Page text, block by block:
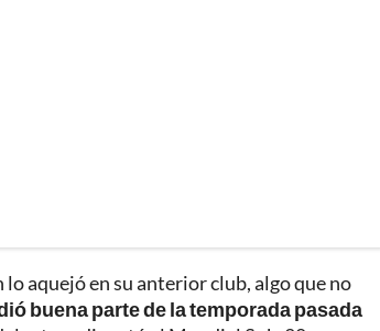
aquejó en su anterior club, algo que no
buena parte de la temporada pasada